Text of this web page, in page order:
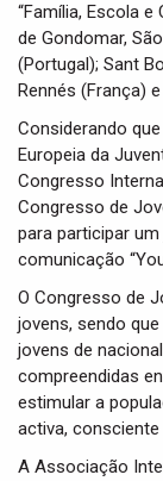
“Família, Escola
de Gondomar,
(Portugal); Sant
Rennés (França)
Considerando
Europeia da
Congresso
Congresso de
para participar
comunicação
O Congresso de
jovens, sendo
jovens de
compreendidas
estimular a
activa,
A Associação